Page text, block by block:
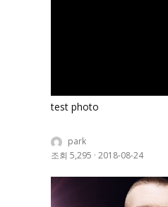
test photo
park
조회 5,295 · 2018-08-24